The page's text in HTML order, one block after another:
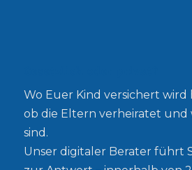
Wo Euer Kind versichert wird
ob die Eltern verheiratet und
sind.
Unser digitaler Berater führt